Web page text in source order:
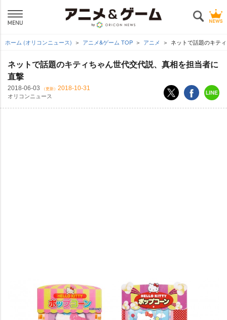
ホーム (オリコンニュース) アニメ&ゲーム TOP アニメ ネットで話題のキテ
ネットで話題のキティちゃん世代交代説、真相を担当者に
直撃
2018-06-03 （更新） 2018-10-31
オリコンニュース